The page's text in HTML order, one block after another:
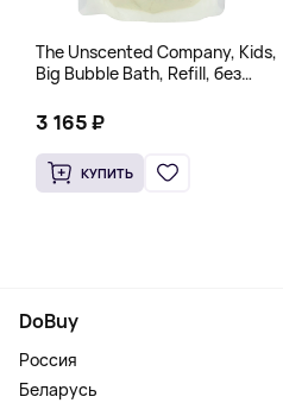
The Unscented Company, Kids,
Big Bubble Bath, Refill, без
Унции)
3 165 ₽
КУПИТЬ
DoBuy
Россия
Беларусь